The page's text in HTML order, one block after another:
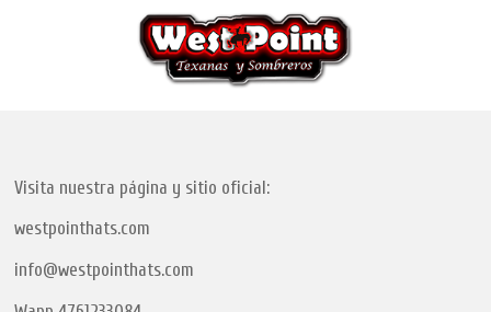
Visita nuestra página y sitio oficial:
westpointhats.com
info@westpointhats.com